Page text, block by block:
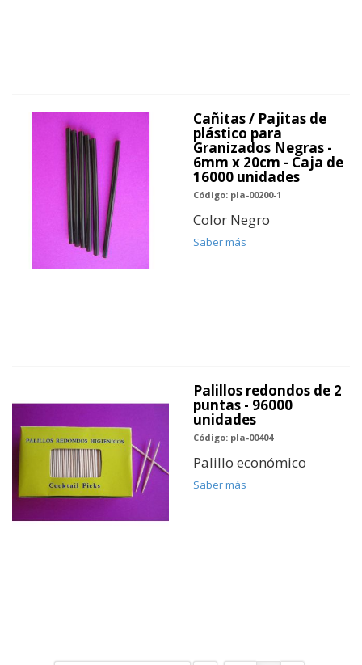
Cañitas / Pajitas de
plástico para
Granizados Negras -
6mm x 20cm - Caja de
16000 unidades
Código: pla-00200-1
Color Negro
Saber más
Palillos redondos de 2
puntas - 96000
unidades
Código: pla-00404
Palillo económico
Saber más